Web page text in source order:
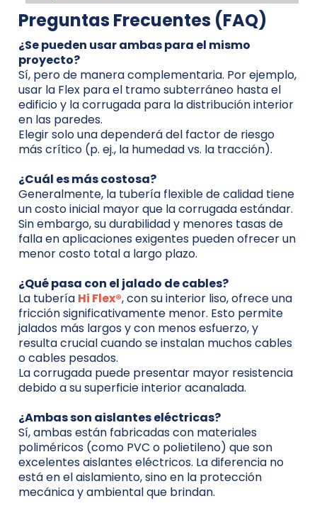
Preguntas Frecuentes (FAQ)
¿Se pueden usar ambas para el mismo
proyecto?
Sí, pero de manera complementaria. Por ejemplo,
usar la Flex para el tramo subterráneo hasta el
edificio y la corrugada para la distribución interior
en las paredes.
Elegir solo una dependerá del factor de riesgo
más crítico (p. ej., la humedad vs. la tracción).
¿Cuál es más costosa?
Generalmente, la tubería flexible de calidad tiene
un costo inicial mayor que la corrugada estándar.
Sin embargo, su durabilidad y menores tasas de
falla en aplicaciones exigentes pueden ofrecer un
menor costo total a largo plazo.
¿Qué pasa con el jalado de cables?
La tubería Hi Flex®, con su interior liso, ofrece una
fricción significativamente menor. Esto permite
jalados más largos y con menos esfuerzo, y
resulta crucial cuando se instalan muchos cables
o cables pesados.
La corrugada puede presentar mayor resistencia
debido a su superficie interior acanalada.
¿Ambas son aislantes eléctricas?
Sí, ambas están fabricadas con materiales
poliméricos (como PVC o polietileno) que son
excelentes aislantes eléctricos. La diferencia no
está en el aislamiento, sino en la protección
mecánica y ambiental que brindan.